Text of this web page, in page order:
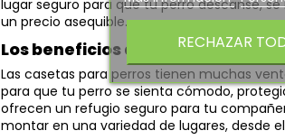
lugar seguro para que tu perro descanse,
un precio asequible.
Los beneficios de las casetas para
Las casetas para perros tienen muchas
para que tu perro se sienta cómodo,
ofrecen un refugio seguro para tu
montar en una variedad de lugares, desde
RECHAZAR